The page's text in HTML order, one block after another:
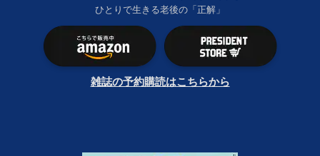
ひとりで生きる老後の「正解」
雑誌の予約購読はこちらから